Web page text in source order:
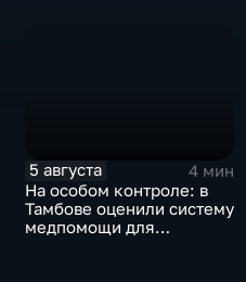
5 августа
4 мин
На особом контроле: в
Тамбове оценили систему
медпомощи для